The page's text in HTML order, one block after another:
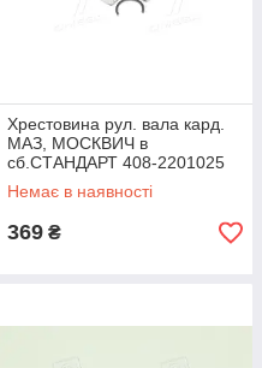
Хрестовина рул. вала кард.
МАЗ, МОСКВИЧ в
сб.СТАНДАРТ 408-2201025
UA51
Немає в наявності
369 ₴